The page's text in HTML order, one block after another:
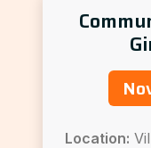
Location: